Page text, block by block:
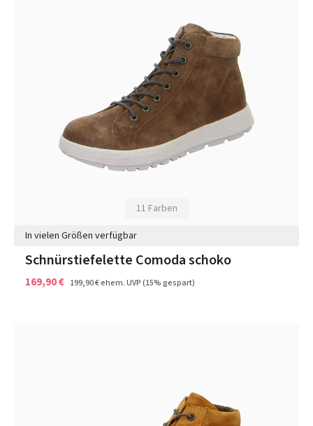
11 Farben
In vielen Größen verfügbar
Schnürstiefelette Comoda schoko
169,90 € 199,90 €ehem. UVP(15% gespart)